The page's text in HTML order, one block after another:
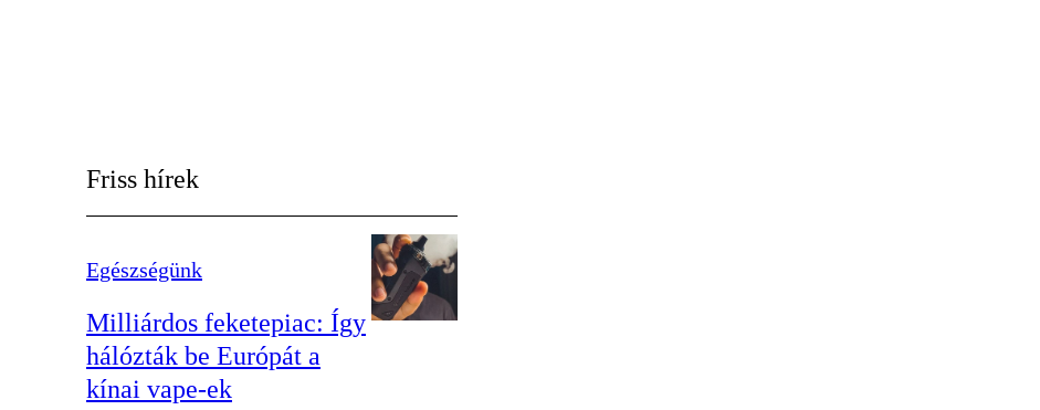
Friss hírek
Egészségünk
Milliárdos feketepiac: Így
hálózták be Európát a
kínai vape-ek